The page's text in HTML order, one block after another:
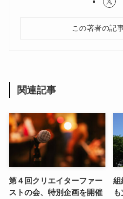
この著者の記
関連記事
第４回クリエイターファー
ストの会、特別企画を開催
組